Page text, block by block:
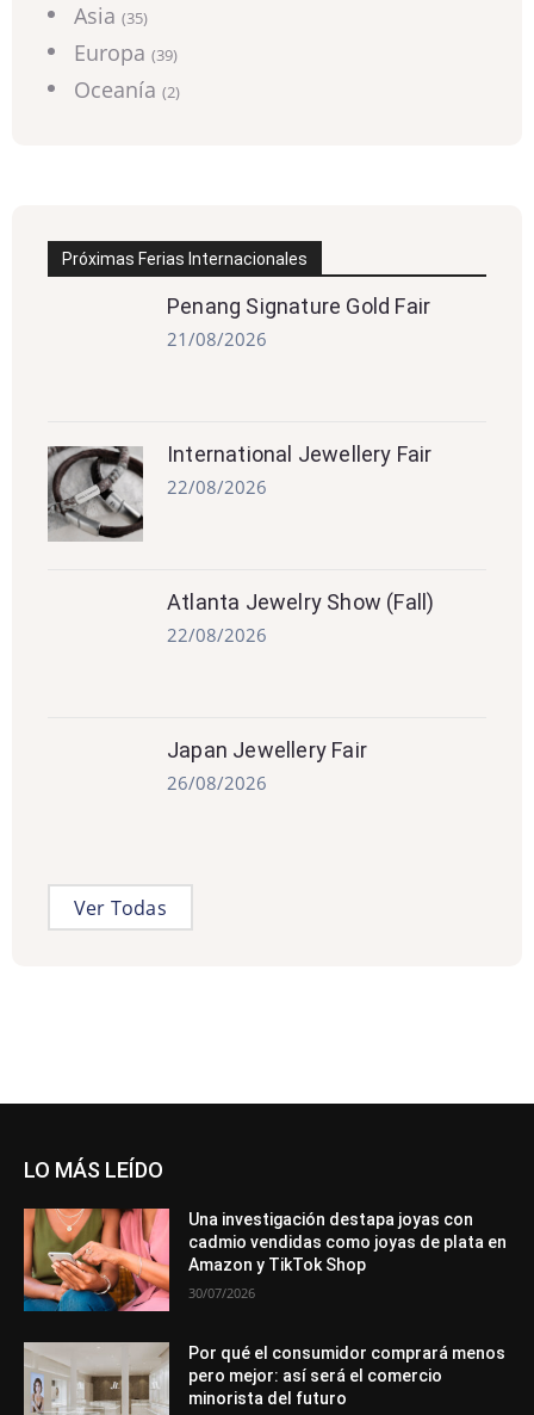
Asia (35)
Europa (39)
Oceanía (2)
Próximas Ferias Internacionales
Penang Signature Gold Fair
21/08/2026
International Jewellery Fair
22/08/2026
Atlanta Jewelry Show (Fall)
22/08/2026
Japan Jewellery Fair
26/08/2026
Ver Todas
LO MÁS LEÍDO
Una investigación destapa joyas con
cadmio vendidas como joyas de plata en
Amazon y TikTok Shop
30/07/2026
Por qué el consumidor comprará menos
pero mejor: así será el comercio
minorista del futuro